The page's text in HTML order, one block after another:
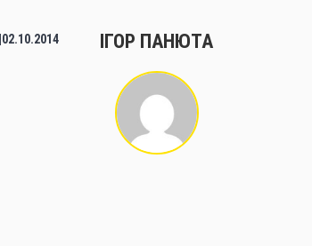
02.10.2014 ІГОР ПАНЮТА